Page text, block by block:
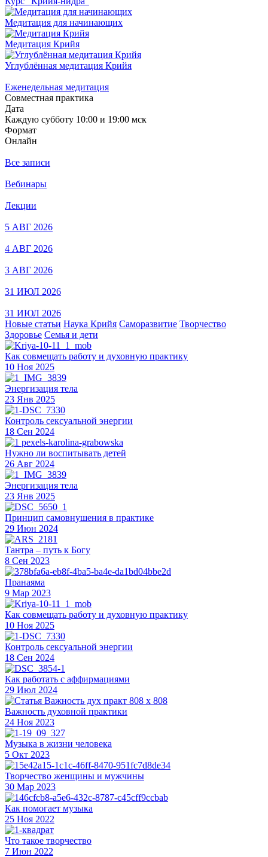
Медитация для начинающих
Медитация Крийя
Углублённая медитация Крийя
Еженедельная медитация
Совместная практика
Дата
Каждую субботу 10:00 и 19:00 мск
Формат
Онлайн
Все записи
Вебинары
Лекции
5 АВГ 2026
4 АВГ 2026
3 АВГ 2026
31 ИЮЛ 2026
31 ИЮЛ 2026
Новые статьи Наука Крийя Саморазвитие Творчество
Здоровье Семья и дети
Как совмещать работу и духовную практику
10 Ноя 2025
Энергизация тела
23 Янв 2025
Контроль сексуальной энергии
18 Сен 2024
Нужно ли воспитывать детей
26 Авг 2024
Энергизация тела
23 Янв 2025
Принцип самовнушения в практике
29 Июн 2024
Тантра – путь к Богу
8 Сен 2023
Пранаяма
9 Мар 2023
Как совмещать работу и духовную практику
10 Ноя 2025
Контроль сексуальной энергии
18 Сен 2024
Как работать с аффирмациями
29 Июл 2024
Важность духовной практики
24 Ноя 2023
Музыка в жизни человека
5 Окт 2023
Творчество женщины и мужчины
30 Мар 2023
Как помогает музыка
25 Ноя 2022
Что такое творчество
7 Июн 2022